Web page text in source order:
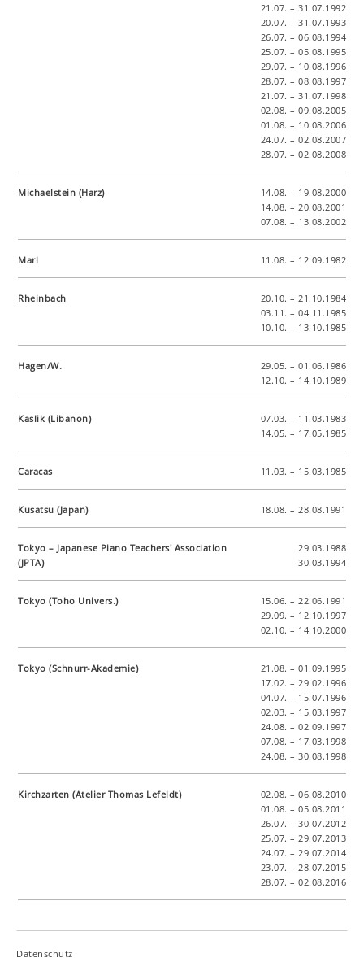
21.07. – 31.07.1992
20.07. – 31.07.1993
26.07. – 06.08.1994
25.07. – 05.08.1995
29.07. – 10.08.1996
28.07. – 08.08.1997
21.07. – 31.07.1998
02.08. – 09.08.2005
01.08. – 10.08.2006
24.07. – 02.08.2007
28.07. – 02.08.2008
Michaelstein (Harz)
14.08. – 19.08.2000
14.08. – 20.08.2001
07.08. – 13.08.2002
Marl 11.08. – 12.09.1982
Rheinbach
20.10. – 21.10.1984
03.11. – 04.11.1985
10.10. – 13.10.1985
Hagen/W.
29.05. – 01.06.1986
12.10. – 14.10.1989
Kaslik (Libanon)
07.03. – 11.03.1983
14.05. – 17.05.1985
Caracas 11.03. – 15.03.1985
Kusatsu (Japan) 18.08. – 28.08.1991
Tokyo – Japanese Piano Teachers' Association
(JPTA)
29.03.1988
30.03.1994
Tokyo (Toho Univers.)
15.06. – 22.06.1991
29.09. – 12.10.1997
02.10. – 14.10.2000
Tokyo (Schnurr-Akademie)
21.08. – 01.09.1995
17.02. – 29.02.1996
04.07. – 15.07.1996
02.03. – 15.03.1997
24.08. – 02.09.1997
07.08. – 17.03.1998
24.08. – 30.08.1998
Kirchzarten (Atelier Thomas Lefeldt)
02.08. – 06.08.2010
01.08. – 05.08.2011
26.07. – 30.07.2012
25.07. – 29.07.2013
24.07. – 29.07.2014
23.07. – 28.07.2015
28.07. – 02.08.2016
Datenschutz